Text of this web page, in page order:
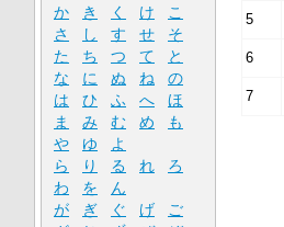
5
6
7
か
き く け
こ
さ
し す せ
そ
た
ち つ て
と
な
に ぬ ね
の
は
ひ ふ へ
ほ
ま
み む め
も
や
ゆ
よ
ら
り る れ
ろ
わ
を
ん
が
ぎ ぐ げ
ご